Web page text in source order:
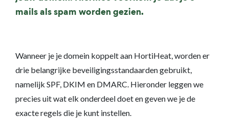
mails als spam worden gezien.
Wanneer je je domein koppelt aan HortiHeat, worden er
drie belangrijke beveiligingsstandaarden gebruikt,
namelijk SPF, DKIM en DMARC. Hieronder leggen we
precies uit wat elk onderdeel doet en geven we je de
exacte regels die je kunt instellen.